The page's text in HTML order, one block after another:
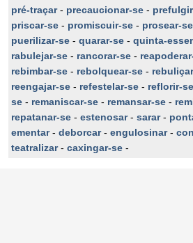
pré-traçar- precaucionar-se -
priscar-se - promiscuir-se - prosear-se
puerilizar-se - quarar-se - quinta-
rabulejar-se - rancorar-se -
rebimbar-se - rebolquear-se -
reengajar-se - refestelar-se - reflorir-se
se - remaniscar-se - remansar-se -
repatanar-se - estenosar- sarar-
ementar- deborcar- engulosinar-
teatralizar- caxingar-se -